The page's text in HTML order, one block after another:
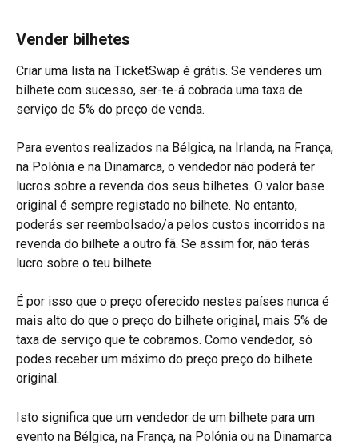
Vender bilhetes
Criar uma lista na TicketSwap é grátis. Se venderes um
bilhete com sucesso, ser-te-á cobrada uma taxa de
serviço de 5% do preço de venda.
Para eventos realizados na Bélgica, na Irlanda, na França,
na Polónia e na Dinamarca, o vendedor não poderá ter
lucros sobre a revenda dos seus bilhetes. O valor base
original é sempre registado no bilhete. No entanto,
poderás ser reembolsado/a pelos custos incorridos na
revenda do bilhete a outro fã. Se assim for, não terás
lucro sobre o teu bilhete.
É por isso que o preço oferecido nestes países nunca é
mais alto do que o preço do bilhete original, mais 5% de
taxa de serviço que te cobramos. Como vendedor, só
podes receber um máximo do preço preço do bilhete
original.
Isto significa que um vendedor de um bilhete para um
evento na Bélgica, na França, na Polónia ou na Dinamarca